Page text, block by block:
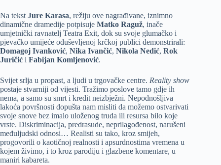
Na tekst Jure Karasa, režiju ove nagrađivane, iznimno
dinamične dramedije potpisuje Matko Raguž, inače
umjetnički ravnatelj Teatra Exit, dok su svoje glumačko i
pjevačko umijeće oduševljenoj krčkoj publici demonstrirali:
Domagoj Ivanković, Nika Ivančić, Nikola Nedić, Rok
Juričić i Fabijan Komljenović.
Svijet srlja u propast, a ljudi u trgovačke centre. Reality show
postaje stvarniji od vijesti. Tražimo poslove tamo gdje ih
nema, a samo su smrt i kredit neizbježni. Nepodnošljiva
lakoća površnosti dopušta nam misliti da možemo ostvarivati
svoje snove bez imalo uloženog truda ili resursa bilo koje
vrste. Diskriminacija, predrasude, neprilagođenost, narušeni
međuljudski odnosi… Realisti su tako, kroz smijeh,
progovorili o kaotičnoj realnosti i apsurdnostima vremena u
kojem živimo, i to kroz parodiju i glazbene komentare, u
maniri kabareta.